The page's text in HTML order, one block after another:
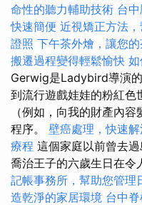
命性的聽力輔助技術 台
快速簡便 近視矯正方法
證照 下午茶外燴，讓您
搬遷過程變得輕鬆愉快
Gerwig是Ladybird導演
到流行遊戲娃娃的粉紅色
（例如，向我的財產內
程序。 壁癌處理，快速
療程 這個家庭以前曾去
喬治王子的六歲生日在令
記帳事務所，幫助您管理
造乾淨的家居環境 台中